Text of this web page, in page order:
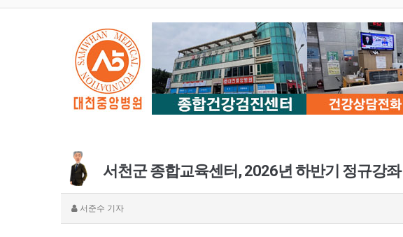
서천군 종합교육센터, 2026년 하반기 정규강
서준수 기자